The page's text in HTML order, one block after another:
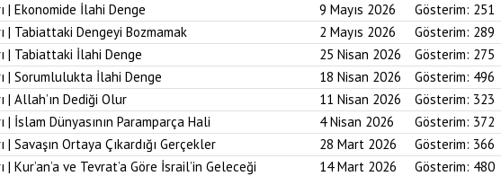
| Ekonomide İlahi Denge 9 Mayıs 2026 Gösterim: 251
| Tabiattaki Dengeyi Bozmamak 2 Mayıs 2026 Gösterim: 289
| Tabiattaki İlahi Denge 25 Nisan 2026 Gösterim: 275
| Sorumlulukta İlahi Denge 18 Nisan 2026 Gösterim: 496
| Allah’ın Dediği Olur 11 Nisan 2026 Gösterim: 323
| İslam Dünyasının Paramparça Hali 4 Nisan 2026 Gösterim: 372
| Savaşın Ortaya Çıkardığı Gerçekler 28 Mart 2026 Gösterim: 366
| Kur’an’a ve Tevrat’a Göre İsrail’in Geleceği 14 Mart 2026 Gösterim: 480